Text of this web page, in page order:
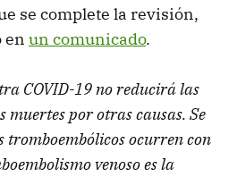
se complete la revisión,
en un comunicado.
COVID-19 no reducirá las
muertes por otras causas. Se
tromboembólicos ocurren con
venoso es la